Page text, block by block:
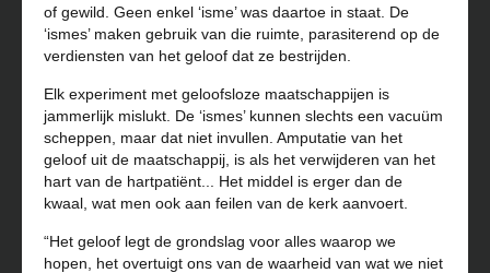
of gewild. Geen enkel ‘isme’ was daartoe in staat. De
‘ismes’ maken gebruik van die ruimte, parasiterend op de
verdiensten van het geloof dat ze bestrijden.
Elk experiment met geloofsloze maatschappijen is
jammerlijk mislukt. De ‘ismes’ kunnen slechts een vacuüm
scheppen, maar dat niet invullen. Amputatie van het
geloof uit de maatschappij, is als het verwijderen van het
hart van de hartpatiënt... Het middel is erger dan de
kwaal, wat men ook aan feilen van de kerk aanvoert.
“Het geloof legt de grondslag voor alles waarop we
hopen, het overtuigt ons van de waarheid van wat we niet